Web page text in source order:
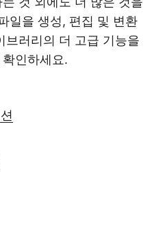
일을 생성, 편집 및 변환
브러리의 더 고급 기능을
인하세요.